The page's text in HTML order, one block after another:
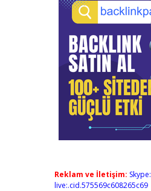
Reklam ve İletişim: Skype:
live:.cid.575569c608265c69